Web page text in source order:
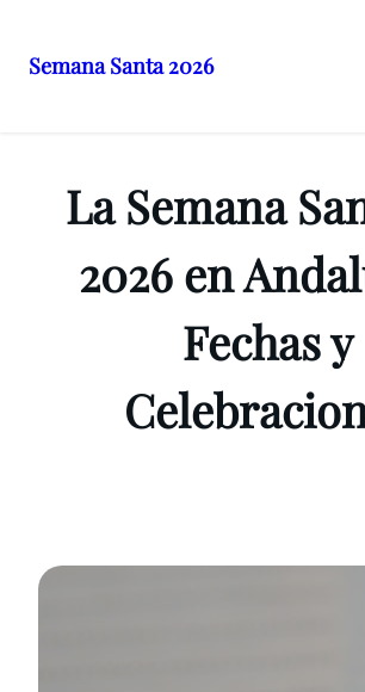
Semana Santa 2026
La Semana
2026 en
Fechas y